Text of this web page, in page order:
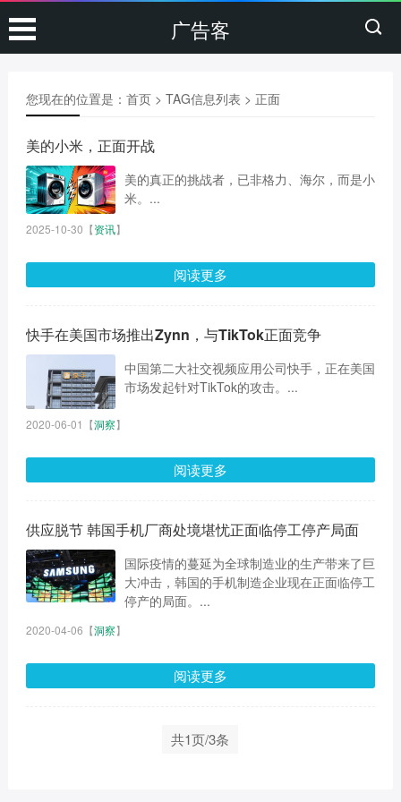
广告客
您现在的位置是： 首页> TAG信息列表 > 正面
美的小米，正面开战
美的真正的挑战者，已非格力、海尔，而是小
米。...
2025-10-30 【资讯】
阅读更多
快手在美国市场推出Zynn，与TikTok正面竞争
中国第二大社交视频应用公司快手，正在美国
市场发起针对TikTok的攻击。...
2020-06-01 【洞察】
阅读更多
供应脱节 韩国手机厂商处境堪忧正面临停工停产局面
国际疫情的蔓延为全球制造业的生产带来了巨
大冲击，韩国的手机制造企业现在正面临停工
停产的局面。...
2020-04-06 【洞察】
阅读更多
共1页/3条